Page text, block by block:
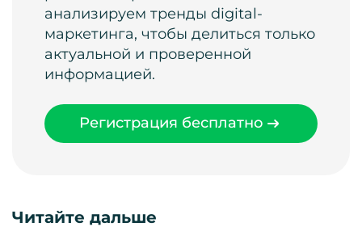
анализируем тренды digital-
маркетинга, чтобы делиться только
актуальной и проверенной
информацией.
Регистрация бесплатно
Читайте дальше